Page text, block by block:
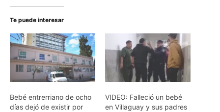
Te puede interesar
Bebé entrerriano de ocho
días dejó de existir por
VIDEO: Falleció un bebé
en Villaguay y sus padres